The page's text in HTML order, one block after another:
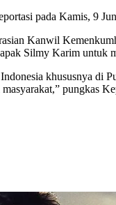
pada Kamis, 9
Kanwil
Silmy Karim untuk
khususnya di
pungkas